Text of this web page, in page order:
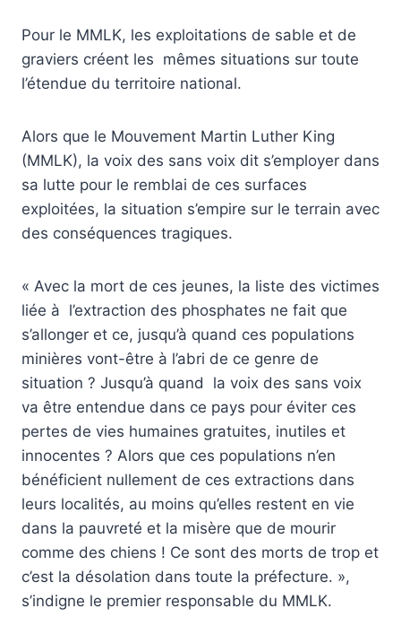
Pour le MMLK, les exploitations de sable et de
graviers créent les mêmes situations sur toute
l’étendue du territoire national.
Alors que le Mouvement Martin Luther King
(MMLK), la voix des sans voix dit s’employer dans
sa lutte pour le remblai de ces surfaces
exploitées, la situation s’empire sur le terrain avec
des conséquences tragiques.
« Avec la mort de ces jeunes, la liste des victimes
liée à l’extraction des phosphates ne fait que
s’allonger et ce, jusqu’à quand ces populations
minières vont-être à l’abri de ce genre de
situation ? Jusqu’à quand la voix des sans voix
va être entendue dans ce pays pour éviter ces
pertes de vies humaines gratuites, inutiles et
innocentes ? Alors que ces populations n’en
bénéficient nullement de ces extractions dans
leurs localités, au moins qu’elles restent en vie
dans la pauvreté et la misère que de mourir
comme des chiens ! Ce sont des morts de trop et
c’est la désolation dans toute la préfecture. »,
s’indigne le premier responsable du MMLK.